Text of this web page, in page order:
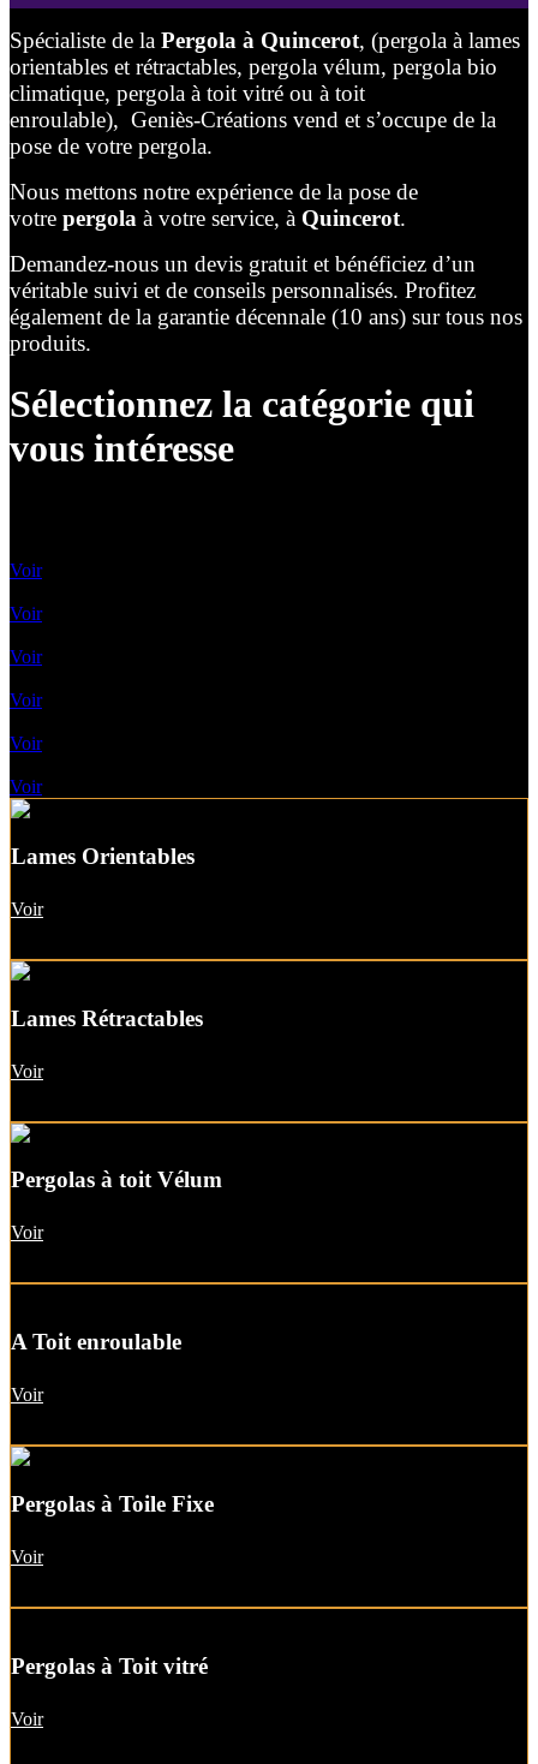
Spécialiste de la Pergola à Quincerot, (pergola à lames
orientables et rétractables, pergola vélum, pergola bio
climatique, pergola à toit vitré ou à toit
enroulable), Geniès-Créations vend et s’occupe de la
pose de votre pergola.
Nous mettons notre expérience de la pose de
votre pergola à votre service, à Quincerot.
Demandez-nous un devis gratuit et bénéficiez d’un
véritable suivi et de conseils personnalisés. Profitez
également de la garantie décennale (10 ans) sur tous nos
produits.
Sélectionnez la catégorie qui
vous intéresse
Voir
Voir
Voir
Voir
Voir
Voir
Lames Orientables
Voir
Lames Rétractables
Voir
Pergolas à toit Vélum
Voir
A Toit enroulable
Voir
Pergolas à Toile Fixe
Voir
Pergolas à Toit vitré
Voir